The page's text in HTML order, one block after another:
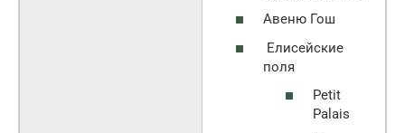
Авеню Гош
Елисейские
поля
Petit
Palais